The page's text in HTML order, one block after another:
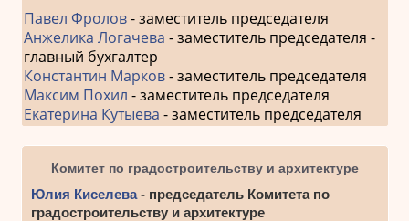
Павел Фролов- заместитель председателя
Анжелика Логачева - заместитель председателя -
главный бухгалтер
Константин Марков- заместитель председателя
Максим Похил - заместитель председателя
Екатерина Кутыева - заместитель председателя
Комитет по градостроительству и архитектуре
Юлия Киселева- председатель Комитета по
градостроительству и архитектуре